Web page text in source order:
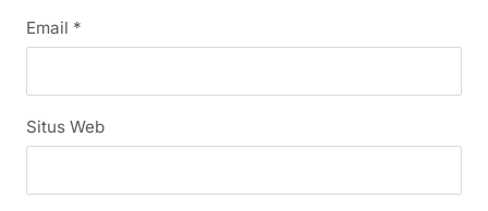
Email *
Situs Web